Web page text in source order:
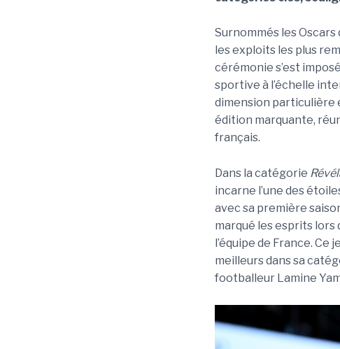
Surnommés les Oscars
les exploits les plus
cérémonie s’est
sportive à l’échelle
dimension particulière
édition marquante,
français.
Dans la catégorie
incarne l’une des
avec sa première
marqué les esprits lors
l’équipe de France.
meilleurs dans sa
footballeur Lamine